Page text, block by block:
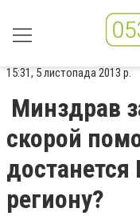
15:31, 5 листопада 2013 р.
Минздрав
скорой
региону?